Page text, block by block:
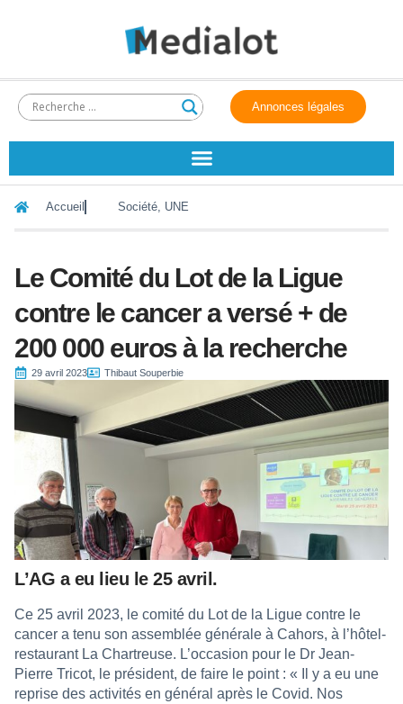
Annonces légales
Accueil Société, UNE
Le Comité du Lot de la Ligue
contre le cancer a versé + de
200 000 euros à la recherche
29 avril 2023 Thibaut Souperbie
L’AG a eu lieu le 25 avril.
Ce 25 avril 2023, le comité du Lot de la Ligue contre le
cancer a tenu son assemblée générale à Cahors, à l’hôtel-
restaurant La Chartreuse. L’occasion pour le Dr Jean-
Pierre Tricot, le président, de faire le point : « Il y a eu une
reprise des activités en général après le Covid. Nos